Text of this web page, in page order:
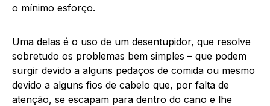
o mínimo esforço.
Uma delas é o uso de um desentupidor, que resolve
sobretudo os problemas bem simples – que podem
surgir devido a alguns pedaços de comida ou mesmo
devido a alguns fios de cabelo que, por falta de
atenção, se escapam para dentro do cano e lhe